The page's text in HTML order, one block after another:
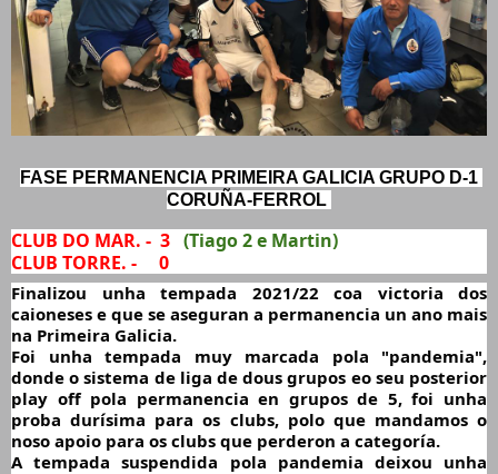
FASE PERMANENCIA PRIMEIRA GALICIA GRUPO D-1
CORUÑA-FERROL
CLUB DO MAR. -  3 (Tiago 2 e Martin)
CLUB TORRE. -     0
Finalizou unha tempada 2021/22 coa victoria dos
caioneses e que se aseguran a permanencia un ano mais
na Primeira Galicia.
Foi unha tempada muy marcada pola "pandemia",
donde o sistema de liga de dous grupos eo seu posterior
play off pola permanencia en grupos de 5, foi unha
proba durísima para os clubs, polo que mandamos o
noso apoio para os clubs que perderon a categoría.
A tempada suspendida pola pandemia deixou unha